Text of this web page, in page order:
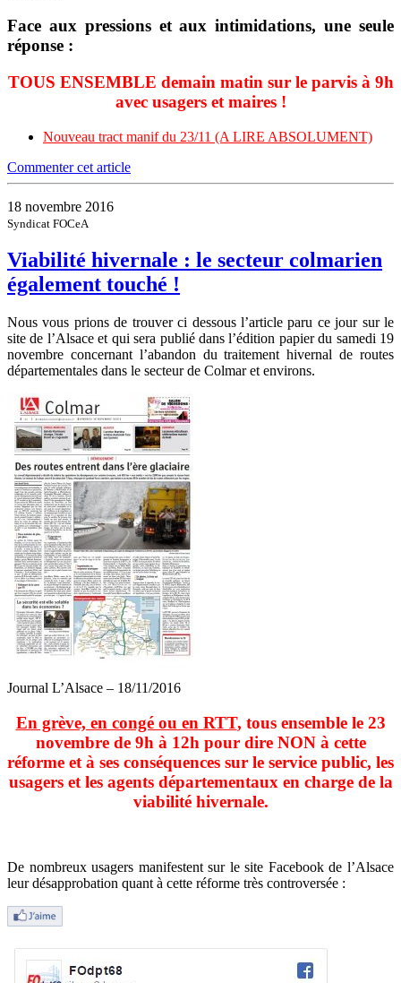
Face aux pressions et aux intimidations, une seule
réponse :
TOUS ENSEMBLE demain matin sur le parvis à 9h
avec usagers et maires !
Nouveau tract manif du 23/11 (A LIRE ABSOLUMENT)
Commenter cet article
18 novembre 2016
Syndicat FOCeA
Viabilité hivernale : le secteur colmarien
également touché !
Nous vous prions de trouver ci dessous l’article paru ce jour sur le
site de l’Alsace et qui sera publié dans l’édition papier du samedi 19
novembre concernant l’abandon du traitement hivernal de routes
départementales dans le secteur de Colmar et environs.
Journal L’Alsace – 18/11/2016
En grève, en congé ou en RTT, tous ensemble le 23
novembre de 9h à 12h pour dire NON à cette
réforme et à ses conséquences sur le service public, les
usagers et les agents départementaux en charge de la
viabilité hivernale.
De nombreux usagers manifestent sur le site Facebook de l’Alsace
leur désapprobation quant à cette réforme très controversée :